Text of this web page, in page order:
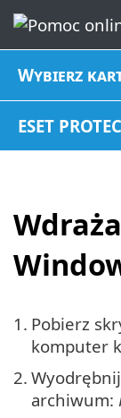
Wybierz
ESET
1. Pobierz
komputer
2.
archiwum: